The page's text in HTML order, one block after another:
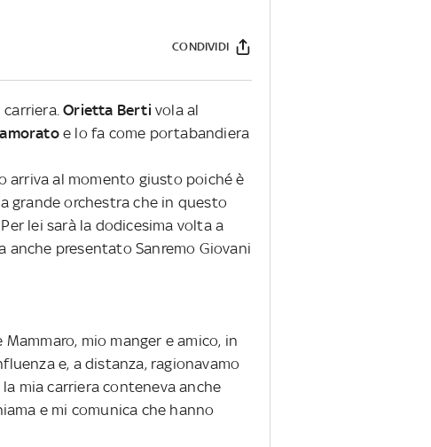
CONDIVIDI
carriera.Orietta Bertivola al
e lo fa come portabandiera
arriva al momento giusto poiché è
grande orchestra che in questo
lei sarà la dodicesima volta a
anche presentato Sanremo Giovani
mio manger e amico, in
e, a distanza, ragionavamo
mia carriera conteneva anche
e mi comunica che hanno